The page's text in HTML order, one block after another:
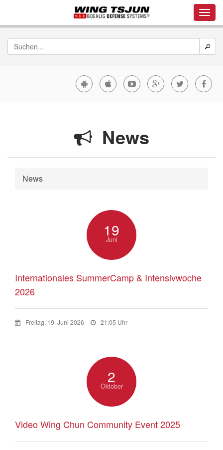
News
News
19
Juni
Internationales SummerCamp & Intensivwoche
2026
Freitag, 19. Juni 2026 21:05 Uhr
2
Oktober
Video Wing Chun Community Event 2025